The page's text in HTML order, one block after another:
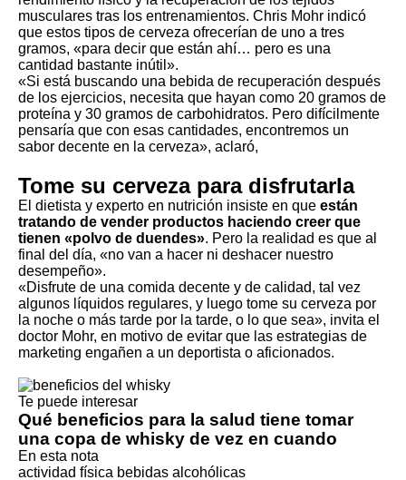
musculares tras los entrenamientos. Chris Mohr indicó
que estos tipos de cerveza ofrecerían de uno a tres
gramos, «para decir que están ahí… pero es una
cantidad bastante inútil».
«Si está buscando una bebida de recuperación después
de los ejercicios, necesita que hayan como 20 gramos de
proteína y 30 gramos de carbohidratos. Pero difícilmente
pensaría que con esas cantidades, encontremos un
sabor decente en la cerveza», aclaró,
Tome su cerveza para disfrutarla
El dietista y experto en nutrición insiste en que están
tratando de vender productos haciendo creer que
tienen «polvo de duendes». Pero la realidad es que al
final del día, «no van a hacer ni deshacer nuestro
desempeño».
«Disfrute de una comida decente y de calidad, tal vez
algunos líquidos regulares, y luego tome su cerveza por
la noche o más tarde por la tarde, o lo que sea», invita el
doctor Mohr, en motivo de evitar que las estrategias de
marketing engañen a un deportista o aficionados.
Te puede interesar
Qué beneficios para la salud tiene tomar
una copa de whisky de vez en cuando
En esta nota
actividad física bebidas alcohólicas